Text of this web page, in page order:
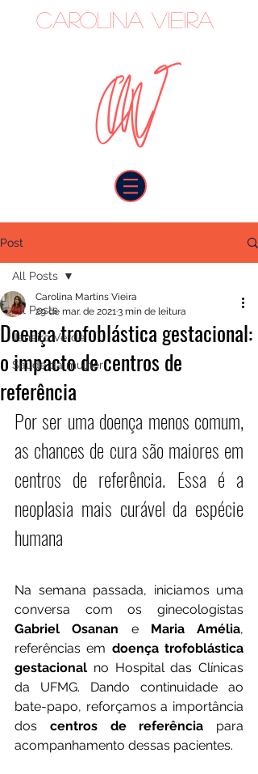
Carolina Vieira
Post
All Posts
Janeiro Verde
Saúde da mulher
All Posts
Doença trofoblástica gestacional:
o impacto de centros de
referência
Carolina Martins Vieira
29 de mar. de 20213 min de leitura
Por ser uma doença menos comum,
as chances de cura são maiores em
centros de referência. Essa é a
neoplasia mais curável da espécie
humana
Na semana passada, iniciamos uma
Gabriel Osanan e Maria Amélia,
referências em doença trofoblástica
gestacional no Hospital das Clínicas
da UFMG. Dando continuidade ao
bate-papo, reforçamos a importância
dos centros de referência para
acompanhamento dessas pacientes.